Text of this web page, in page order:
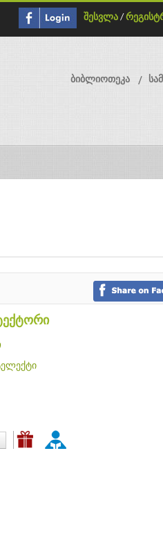
შესვლა /
ბიბლიოთეკა